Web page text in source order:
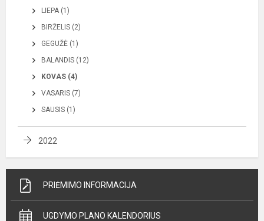
LIEPA (1)
BIRŽELIS (2)
GEGUŽĖ (1)
BALANDIS (12)
KOVAS (4)
VASARIS (7)
SAUSIS (1)
2022
PRIĖMIMO INFORMACIJA
UGDYMO PLANO KALENDORIUS